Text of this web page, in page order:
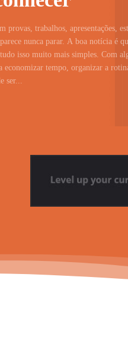
trabalhos, apresentações,
nunca parar. A boa notícia é
isso muito mais simples. Com
economizar tempo, organizar a
ser...